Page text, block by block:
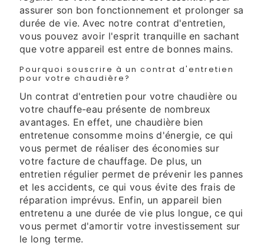
assurer son bon fonctionnement et prolonger sa
durée de vie. Avec notre contrat d'entretien,
vous pouvez avoir l'esprit tranquille en sachant
que votre appareil est entre de bonnes mains.
Pourquoi souscrire à un contrat d'entretien
pour votre chaudière?
Un contrat d'entretien pour votre chaudière ou
votre chauffe-eau présente de nombreux
avantages. En effet, une chaudière bien
entretenue consomme moins d'énergie, ce qui
vous permet de réaliser des économies sur
votre facture de chauffage. De plus, un
entretien régulier permet de prévenir les pannes
et les accidents, ce qui vous évite des frais de
réparation imprévus. Enfin, un appareil bien
entretenu a une durée de vie plus longue, ce qui
vous permet d'amortir votre investissement sur
le long terme.